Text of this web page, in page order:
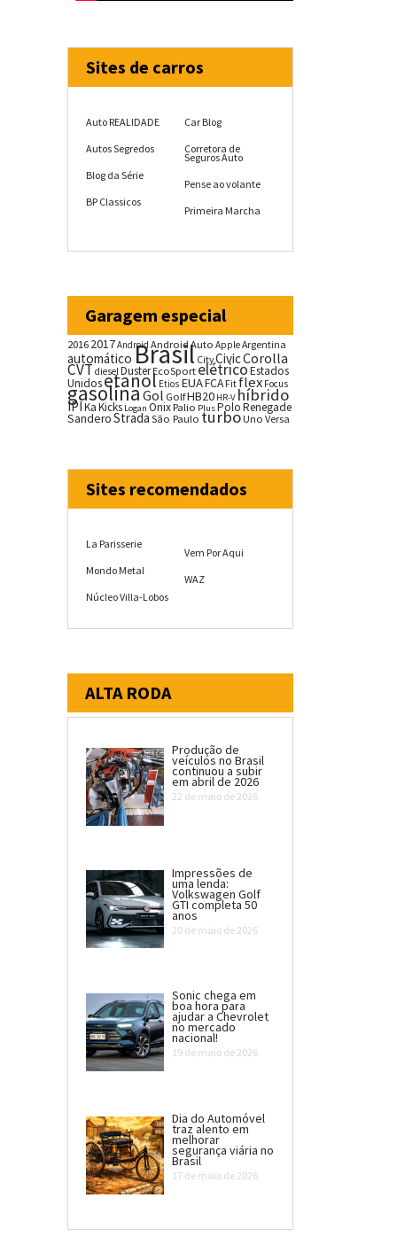
Sites de carros
Auto REALIDADE
Autos Segredos
Blog da Série
BP Classicos
Car Blog
Corretora de
Seguros Auto
Pense ao volante
Primeira Marcha
Garagem especial
20162017Android Android Auto AppleArgentina
automáticoBrasil CityCivicCorolla
CVT dieselDusterEcoSport elétricoEstados
Unidosetanol Etios EUAFCA Fit flex Focus
gasolina Gol GolfHB20 HR-V híbrido
IPIKaKicks Logan OnixPalio PlusPoloRenegade
SanderoStrada São Paulo turboUno Versa
Sites recomendados
La Parisserie
Mondo Metal
Núcleo Villa-Lobos
Vem Por Aqui
WAZ
ALTA RODA
Produção de
veículos no Brasil
continuou a subir
em abril de 2026
22 de maio de 2026
Impressões de
uma lenda:
Volkswagen Golf
GTI completa 50
anos
20 de maio de 2026
Sonic chega em
boa hora para
ajudar a Chevrolet
no mercado
nacional!
19 de maio de 2026
Dia do Automóvel
traz alento em
melhorar
segurança viária no
Brasil
17 de maio de 2026